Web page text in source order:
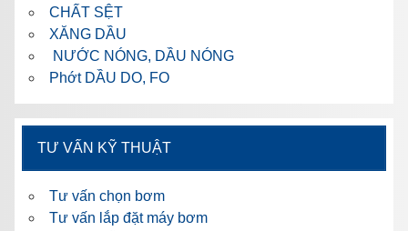
CHẤT SỆT
XĂNG DẦU
NƯỚC NÓNG, DẦU NÓNG
Phớt DẦU DO, FO
TƯ VẤN KỸ THUẬT
Tư vấn chọn bơm
Tư vấn lắp đặt máy bơm